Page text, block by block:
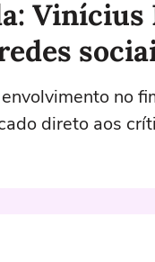
no
direto aos